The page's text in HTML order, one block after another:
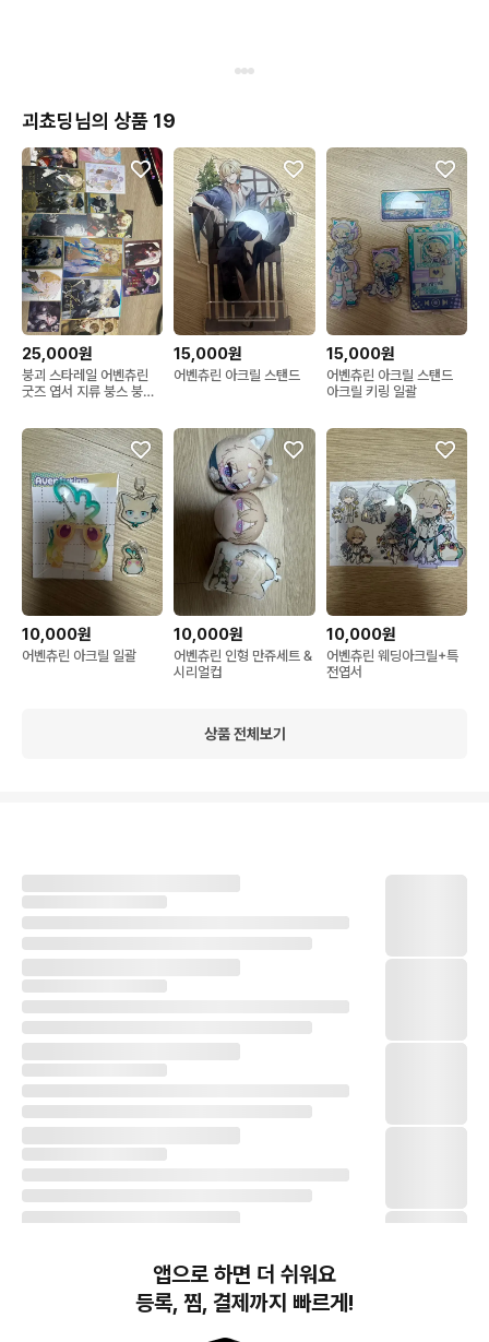
괴쵸딩님의 상품 19
25,000원
붕괴 스타레일 어벤츄린
굿즈 엽서 지류 붕스 붕스
15,000원
어벤츄린 아크릴 스탠드
15,000원
어벤츄린 아크릴 스탠드
아크릴 키링 일괄
10,000원
어벤츄린 아크릴 일괄
10,000원
어벤츄린 인형 만쥬세트 &
시리얼컵
10,000원
어벤츄린 웨딩아크릴+특
전엽서
상품 전체보기
앱으로 하면 더 쉬워요
등록, 찜, 결제까지 빠르게!